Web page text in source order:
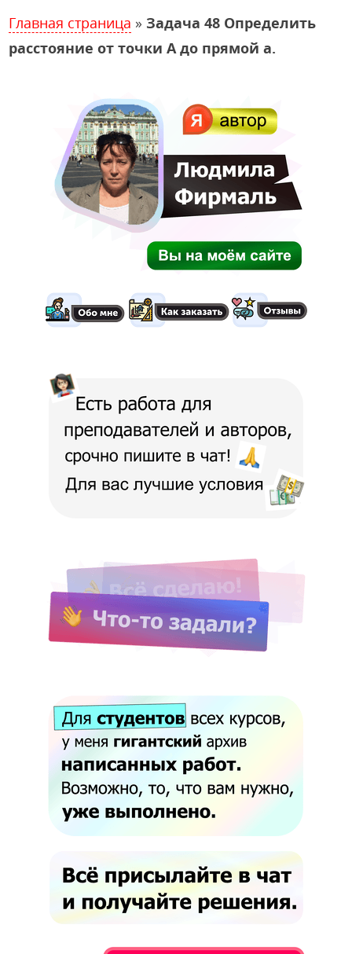
Главная страница » Задача 48 Определить
расстояние от точки А до прямой а.